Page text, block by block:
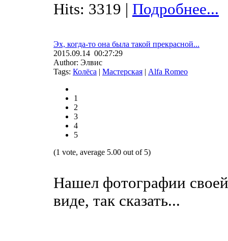
Hits: 3319 | Подробнее...
Эх, когда-то она была такой прекрасной...
2015.09.14 00:27:29
Author: Элвис
Tags: Колёса | Мастерская | Alfa Romeo
1
2
3
4
5
(1 vote, average 5.00 out of 5)
Нашел фотографии
виде, так сказать...